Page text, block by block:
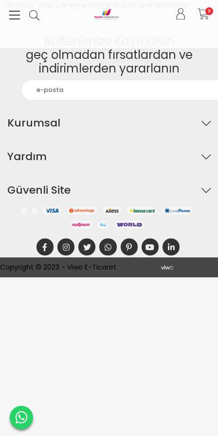
0
geç olmadan fırsatlardan ve
indirimlerden yararlanın
Kurumsal
Yardım
Güvenli Site
Copyright © 2023 - Viwo E-Ticaret